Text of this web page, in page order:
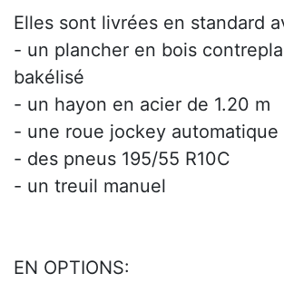
Elles sont livrées en standard
- un plancher en bois
bakélisé
- un hayon en acier de 1.20 m
- une roue jockey automatique
- des pneus 195/55 R10C
- un treuil manuel
EN OPTIONS: